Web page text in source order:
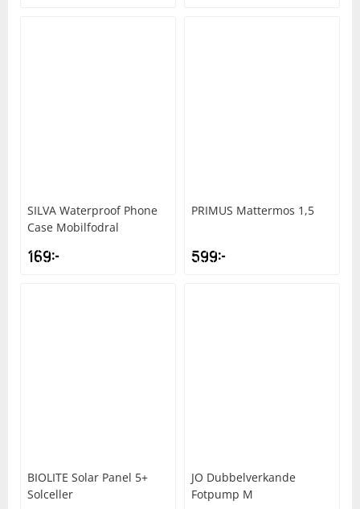
SILVA Waterproof Phone
Case Mobilfodral
169kr
PRIMUS Mattermos 1,5
599kr
BIOLITE Solar Panel 5+
Solceller
JO Dubbelverkande
Fotpump M